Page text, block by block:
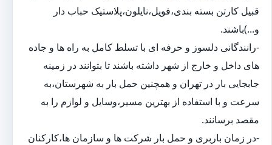
قبیل کارتن بسته بندی،فویل،نایلون،پلاستیک حباب دار
و...)باشند.
-رانندگانی دلسوز و حرفه ای با تسلط کامل به راه ها و جاده
های داخل و خارج از شهر داشته باشند تا بتوانند در زمینه
جابجایی بار در تهران و همچنین حمل بار به شهرستان،به
سرعت و با استفاده از بهترین مسیر،وسایل و لوازم را به
مقصد برسانند.
-در زمان باربری و حمل بار شرکت ها و سازمان ها،کارکنان